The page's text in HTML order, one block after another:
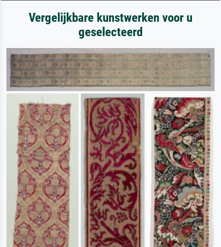
Vergelijkbare kunstwerken voor u
geselecteerd